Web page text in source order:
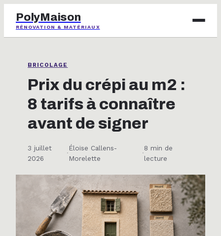
PolyMaison
RÉNOVATION & MATÉRIAUX
IMMOBILIER
JARDINAGE
MAISON & DÉCO
BRICOLAGE
Prix du crépi au m2 :
8 tarifs à connaître
avant de signer
3 juillet
2026
·
Éloïse Callens-
Morelette
·
8 min de
lecture